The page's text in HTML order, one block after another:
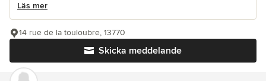
Läs mer
Skicka meddelande
14 rue de la touloubre, 13770